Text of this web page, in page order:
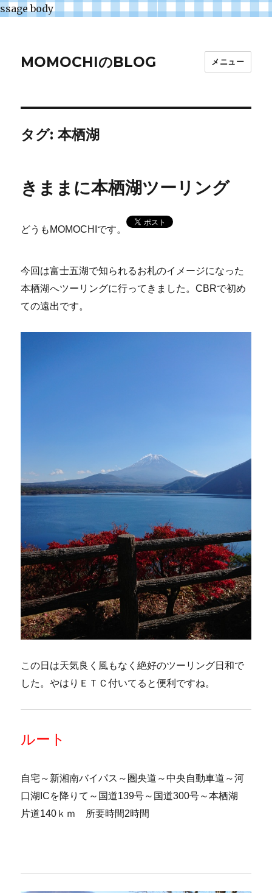
ssage body
MOMOCHIのBLOG メニュー
タグ:本栖湖
きままに本栖湖ツーリング
どうもMOMOCHIです。
今回は富士五湖で知られるお札のイメージになった
本栖湖へツーリングに行ってきました。CBRで初め
ての遠出です。
この日は天気良く風もなく絶好のツーリング日和で
した。やはりＥＴＣ付いてると便利ですね。
ルート
自宅～新湘南バイパス～圏央道～中央自動車道～河
口湖ICを降りて～国道139号～国道300号～本栖湖
片道140ｋｍ 所要時間2時間